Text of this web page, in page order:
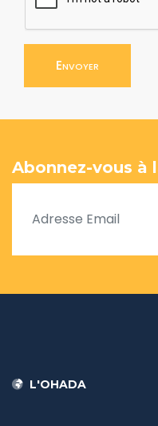
Envoyer
Abonnez-vous à
L'OHADA